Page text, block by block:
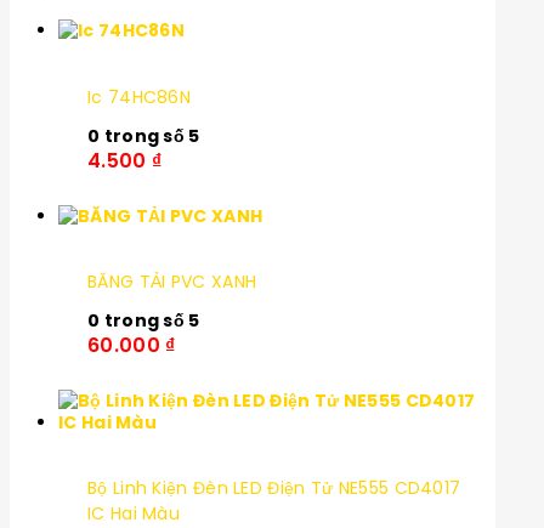
Ic 74HC86N
0 trong số 5
4.500 ₫
BĂNG TẢI PVC XANH
0 trong số 5
60.000 ₫
Bộ Linh Kiện Đèn LED Điện Tử NE555 CD4017
IC Hai Màu